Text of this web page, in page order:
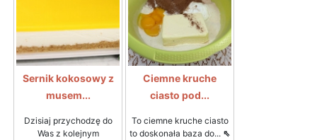
Sernik kokosowy z
musem...
Dzisiaj przychodzę do
Was z kolejnym
Ciemne kruche
ciasto pod...
To ciemne kruche ciasto
to doskonała baza do... ⇖